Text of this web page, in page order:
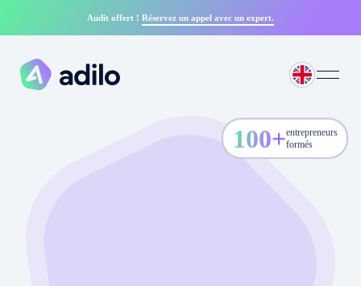
Audit offert ! Réservez un appel avec un expert.
100+entrepreneurs
formés